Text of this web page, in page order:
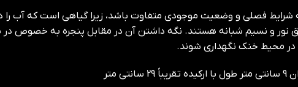
شرایط فصلی و وضعیت موجودی متفاوت باشد، زیرا گیاهی است که آب
نور و نسیم شبانه هستند. نگه داشتن آن در مقابل پنجره به خصوص
در محیط خنک نگهداری شوند.